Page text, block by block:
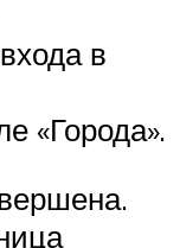
в
«Города».